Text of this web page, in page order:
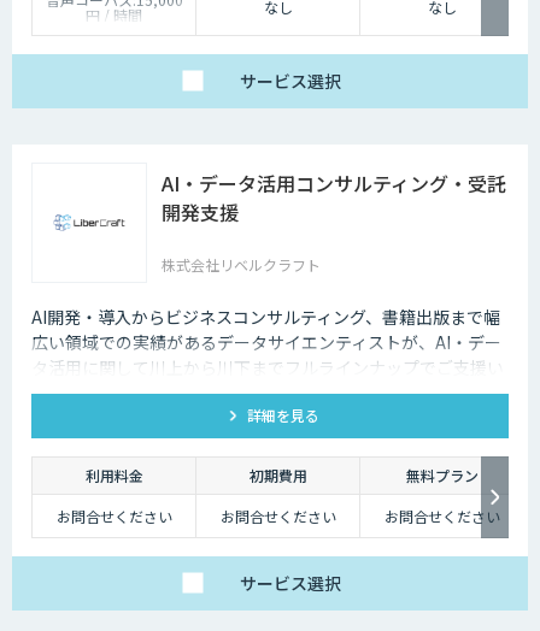
円 / 時間
人物写真画像収集:300
なし なし
サービス選択
AI・データ活用コンサルティング・受託
開発支援
株式会社リベルクラフト
AI開発・導入からビジネスコンサルティング、書籍出版まで幅
広い領域での実績があるデータサイエンティストが、AI・デー
タ活用に関して川上から川下までフルラインナップでご支援い
たします。
詳細を見る
利用料金 初期費用
無料プラン
お問合せください
お問合せください お問合せください
サービス選択